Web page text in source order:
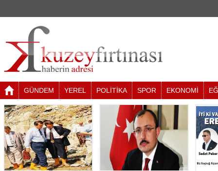
GÜNDEM YEREL POLİTİKA SPOR EKONOMİ